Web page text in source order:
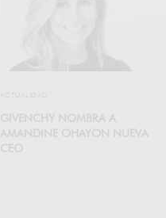
GIVENCHY NOMBRA A
AMANDINE OHAYON NUEVA
CEO